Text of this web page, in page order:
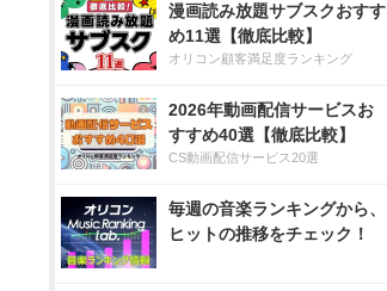
漫画読み放題サブスクおすす
め11選【徹底比較】
オリコン顧客満足度ランキング
2026年動画配信サービスお
すすめ40選【徹底比較】
CS動画配信サービス20選
毎週の音楽ランキングから、
ヒットの推移をチェック！